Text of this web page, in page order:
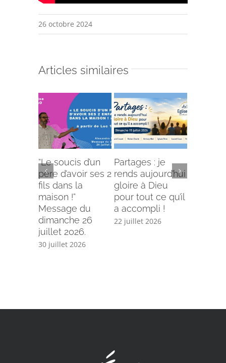
26 octobre 2024
Articles similaires
“Le soucis d’un
père d’avoir ses 2
fils dans la
maison !”
Message du
dimanche 26
juillet 2026.
30 juillet 2026
Partages : je
rends aujourd’hui
gloire à Dieu
pour tout ce qu’il
a accompli !
22 juillet 2026